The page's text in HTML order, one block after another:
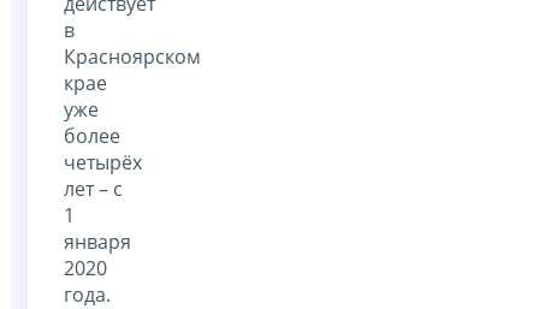
в
Красноярском
крае
уже
более
четырёх
лет – с
1
января
2020
года.